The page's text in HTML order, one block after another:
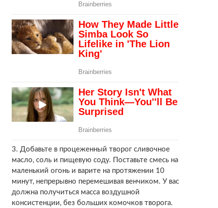
3. Добавьте в процеженный творог сливочное
масло, соль и пищевую соду. Поставьте смесь на
маленький огонь и варите на протяжении 10
минут, непрерывно перемешивая венчиком. У вас
должна получиться масса воздушной
консистенции, без больших комочков творога.